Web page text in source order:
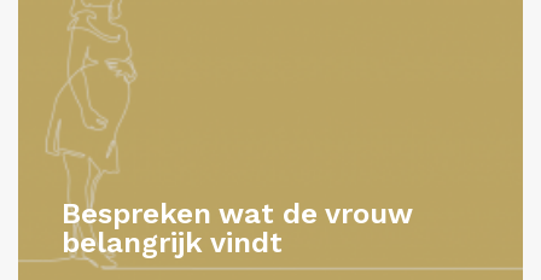
Bespreken wat de vrouw
belangrijk vindt